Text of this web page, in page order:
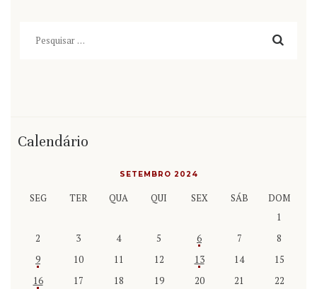
Calendário
SETEMBRO 2024
SEG TER QUA QUI SEX SÁB
DOM
1
2
3 4 5 6 7
8
9
10 11 12 13 14
15
16
17 18 19 20 21
22